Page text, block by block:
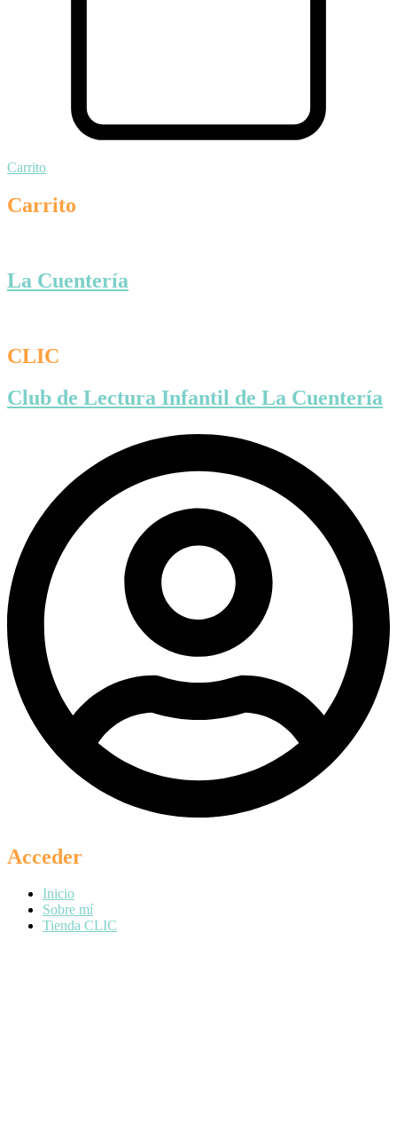
Carrito
Carrito
La Cuentería
CLIC
Club de Lectura Infantil de La Cuentería
Acceder
Inicio
Sobre mí
Tienda CLIC